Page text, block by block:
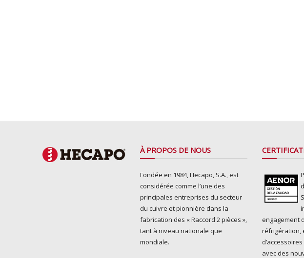
À PROPOS DE NOUS
Fondée en 1984, Hecapo, S.A., est
considérée comme l’une des
principales entreprises du secteur
du cuivre et pionnière dans la
fabrication des « Raccord 2 pièces »,
tant à niveau nationale que
mondiale.
engagement
réfrigération,
avec des